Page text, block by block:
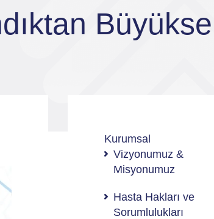
Büyükse
Kurumsal
Vizyonumuz &
Misyonumuz
Hasta Hakları ve
Sorumlulukları